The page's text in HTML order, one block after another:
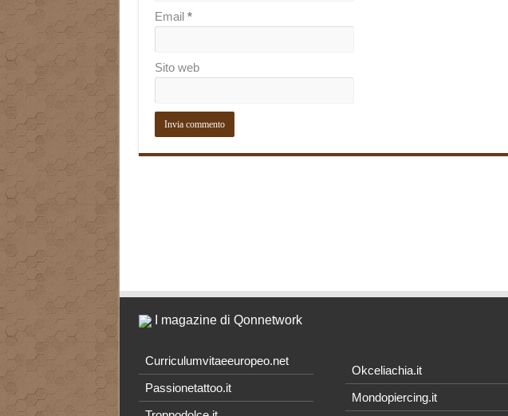
Email *
Sito web
I magazine di Qonnetwork
Curriculumvitaeeuropeo.net
Passionetattoo.it
Okceliachia.it
Mondopiercing.it